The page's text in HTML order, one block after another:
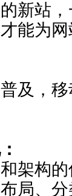
新站
能为
及，
架构
局、